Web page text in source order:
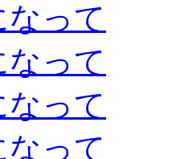
なって
なって
なって
なって